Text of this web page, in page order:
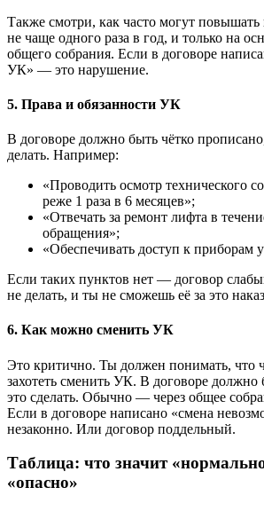
Также смотри, как часто могут
не чаще одного раза в год, и только на
общего собрания. Если в договоре
УК» — это нарушение.
5. Права и обязанности УК
В договоре должно быть чётко
делать. Например:
«Проводить осмотр технического
реже 1 раза в 6 месяцев»;
«Отвечать за ремонт лифта в
обращения»;
«Обеспечивать доступ к приборам
Если таких пунктов нет — договор
не делать, и ты не сможешь её за это
6. Как можно сменить УК
Это критично. Ты должен понимать, что
захотеть сменить УК. В договоре должно
это сделать. Обычно — через общее
Если в договоре написано «смена
незаконно. Или договор поддельный.
Таблица: что значит
«опасно»